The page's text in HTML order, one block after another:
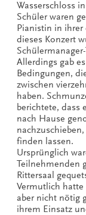
Wasserschloss
Schüler waren
Pianistin in ihrer
dieses Konzert
Allerdings gab
Bedingungen,
zwischen
haben.
berichtete, dass
nach Hause
finden lassen.
Ursprünglich
Teilnehmenden
Rittersaal
Vermutlich hatte
aber nicht nötig
ihrem Einsatz